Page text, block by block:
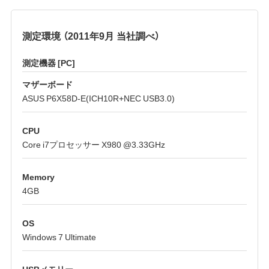
測定環境 （2011年9月 当社調べ）
測定機器 [PC]
マザーボード
ASUS P6X58D-E(ICH10R+NEC USB3.0)
CPU
Core i7プロセッサー X980 @3.33GHz
Memory
4GB
OS
Windows 7 Ultimate